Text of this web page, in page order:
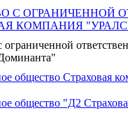
С ОГРАНИЧЕННОЙ
КОМПАНИЯ
общество Страховая
общество "Д2